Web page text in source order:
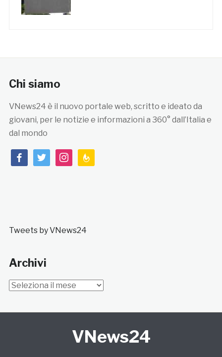
Chi siamo
VNews24 è il nuovo portale web, scritto e ideato da
giovani, per le notizie e informazioni a 360° dall’Italia e
dal mondo
facebooktwitterinstagramfeedburner
Tweets by VNews24
Archivi
Archivi
VNews24